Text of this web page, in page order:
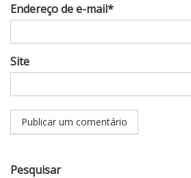
Endereço de e-mail*
Site
Pesquisar